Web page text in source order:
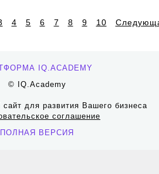
4 5 6 7 8 9 10
IQ.ACADEMY
© IQ.Academy
для развития Вашего бизнеса
соглашение
ПОЛНАЯ ВЕРСИЯ